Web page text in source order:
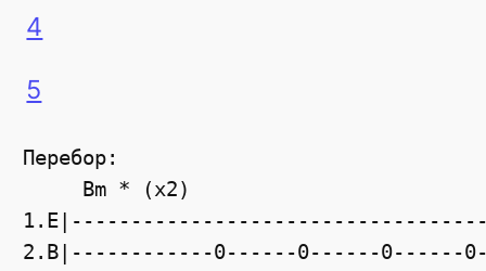
4
5
Перебор:
Bm * (x2)
2.B|------------0------0------